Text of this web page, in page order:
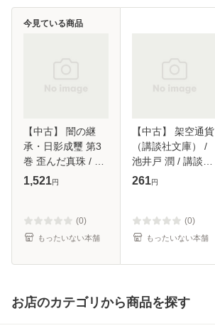
【中古】 闇の継
承・日影成璽 第3
巻 歪んだ真珠 / 山
藍紫姫子 / 白夜書
1,521円
(0)
もったいない本舗
今見ている商品
【中古】 架空通貨
（講談社文庫） /
池井戸 潤 / 講談社
[文庫]【メール便送
261円
(0)
もったいない本舗
お店のカテゴリから商品を探す